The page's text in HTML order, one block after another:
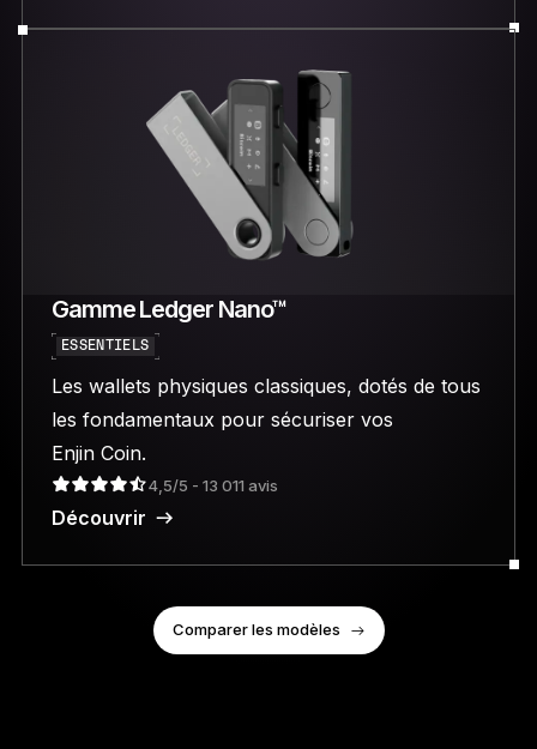
Gamme Ledger Nano™
ESSENTIELS
Les wallets physiques classiques, dotés de tous
les fondamentaux pour sécuriser vos
Enjin Coin.
4,5/5 - 13 011 avis
Découvrir
Comparer les modèles